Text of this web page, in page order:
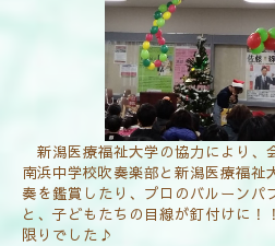
新潟医療福祉大学の協力により、
南浜中学校吹奏楽部と新潟医療福祉
奏を鑑賞したり、プロのバルーンパ
と、子どもたちの目線が釘付けに！
限りでした♪